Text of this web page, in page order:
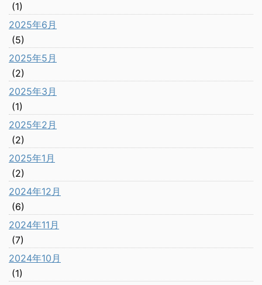
(1)
2025年6月
(5)
2025年5月
(2)
2025年3月
(1)
2025年2月
(2)
2025年1月
(2)
2024年12月
(6)
2024年11月
(7)
2024年10月
(1)